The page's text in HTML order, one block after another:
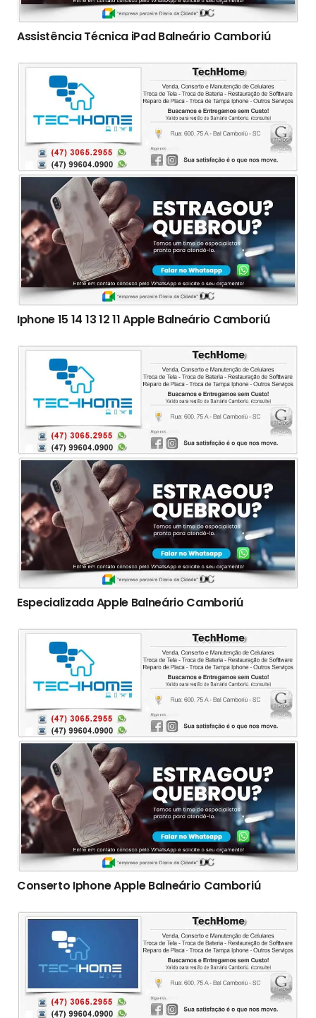
Assistência Técnica iPad Balneário Camboriú
Iphone 15 14 13 12 11 Apple Balneário Camboriú
Especializada Apple Balneário Camboriú
Conserto Iphone Apple Balneário Camboriú